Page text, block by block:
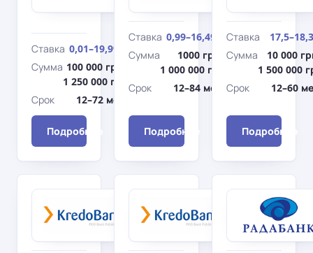
Ставка 0,01–19,99%
Сумма 100 000 грн–
1 250 000 грн
Срок
12–72 мес.
Подробнее
Ставка 0,99–16,49%
Сумма
1000 грн–
1 000 000 грн
Срок
12–84 мес.
Подробнее
Ставка
Сумма
10 000
1 500 000
Срок
12–60
Подробнее
Оптимальный
(Авто)
Кредобанк